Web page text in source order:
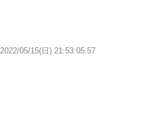
2022/05/15(日) 21:53:05.57